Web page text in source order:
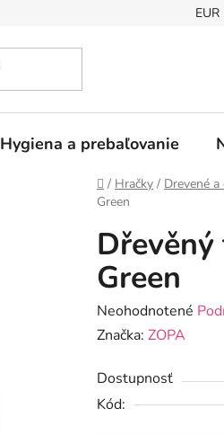
EUR
Hygiena a prebaľovanie
Domov
/ Hračky / Drevené
Green
Green
Priemerné
hodnotenie
je
0,0
Neohodnotené
Značka: ZOPA
Dostupnosť
Kód: